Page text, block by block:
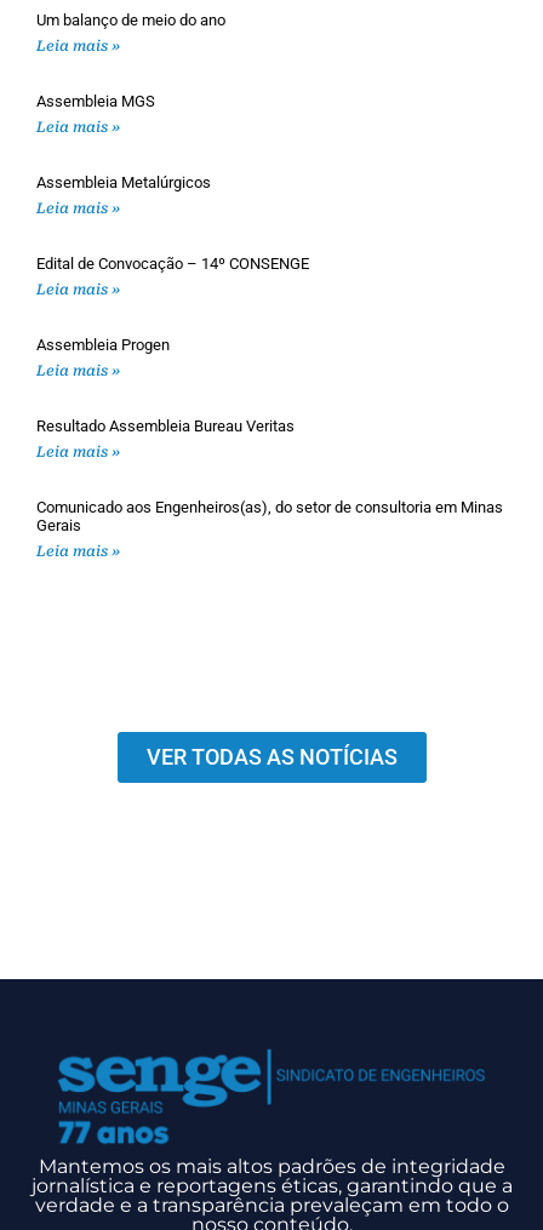
Um balanço de meio do ano
Leia mais »
Assembleia MGS
Leia mais »
Assembleia Metalúrgicos
Leia mais »
Edital de Convocação – 14º CONSENGE
Leia mais »
Assembleia Progen
Leia mais »
Resultado Assembleia Bureau Veritas
Leia mais »
Comunicado aos Engenheiros(as), do setor de consultoria em Minas
Gerais
Leia mais »
VER TODAS AS NOTÍCIAS
Mantemos os mais altos padrões de integridade
jornalística e reportagens éticas, garantindo que a
verdade e a transparência prevaleçam em todo o
nosso conteúdo.